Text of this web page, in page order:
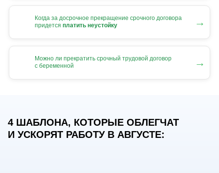
Когда за досрочное прекращение срочного договора
придется платить неустойку →
Можно ли прекратить срочный трудовой договор
с беременной
→
4 ШАБЛОНА, КОТОРЫЕ ОБЛЕГЧАТ
И УСКОРЯТ РАБОТУ В АВГУСТЕ: